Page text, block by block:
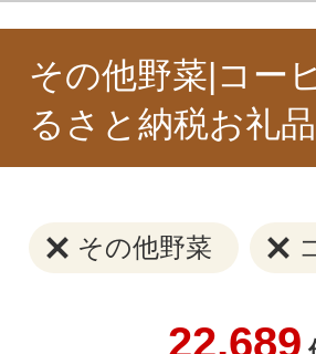
その他野菜|コー
るさと納税お礼
その他野菜
22,689